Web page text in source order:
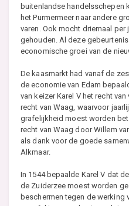
buitenlandse handelsschepen
het Purmermeer naar andere
varen. Ook mocht driemaal per
gehouden. Al deze
economische groei van de
De kaasmarkt had vanaf de
de economie van Edam
van keizer Karel V het recht
recht van Waag, waarvoor
grafelijkheid moest worden
recht van Waag door Willem
als dank voor de goede
Alkmaar.
In 1544 bepaalde Karel V dat
de Zuiderzee moest worden
beschermen tegen de werking